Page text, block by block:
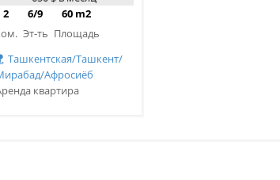
2
6/9
Эт-ть
60 m2
Площадь
Ташкентская/Ташкент/
Афросиёб
квартира